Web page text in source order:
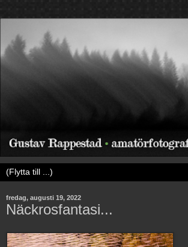
fredag, augusti 19, 2022
Näckrosfantasi...